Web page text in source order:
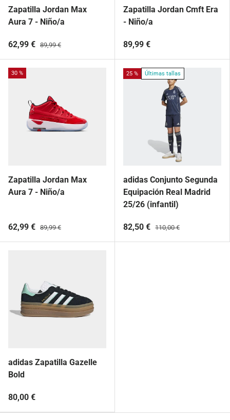
Zapatilla Jordan Max
Aura 7 - Niño/a
62,99 € 89,99 €
Zapatilla Jordan Cmft Era
- Niño/a
89,99 €
30 %
Zapatilla Jordan Max
Aura 7 - Niño/a
62,99 € 89,99 €
25 % Últimas tallas
adidas Conjunto Segunda
Equipación Real Madrid
25/26 (infantil)
82,50 € 110,00 €
adidas Zapatilla Gazelle
Bold
80,00 €